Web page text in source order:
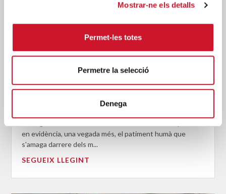
Mostrar-ne els detalls
Permet-les totes
Permetre la selecció
Denega
situació a Ceuta i fa una crida a la protecció
de la dignitat humana
en evidència, una vegada més, el patiment humà que
s'amaga darrere dels m...
SEGUEIX LLEGINT